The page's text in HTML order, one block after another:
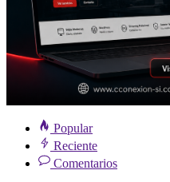
Popular
Reciente
Comentarios